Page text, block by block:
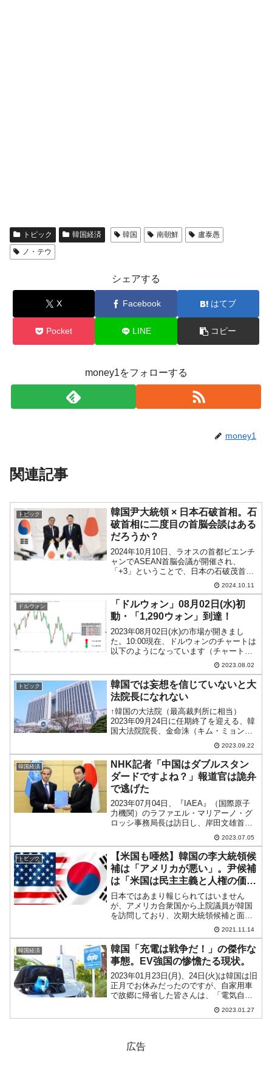
発動！
『Money1』
『Money1』
韓国「株式市場が賭博場のように変質した
のは政界の責任だ」
『Money1』
韓国「2026年1Q 資金循環統計」面白い結果
借入金が約8兆。信用格付け「ネガティブ」にダウン
韓国株式市場･暗黒の火曜日。サーキットブ
レイカーも発動！ 半導体2銘柄の暴落
府県とは？
Fact1 奇跡の毛色「白毛馬」とは？
Fact1
全て勝つといくら？ 競馬GI競走で勝利騎手がもら
える賞金とは？
平成仮面ライダーの意外すぎるモチーフとは？
発表から2日で大崩壊、鳴かず飛ばずに終わりそう
なスーパーリーグとは？
Fact1
日本人マスターズ挑戦の歴史。松山以前に最高位
だった選手とは？
Fact1
甲子園通算本塁打、最多の清原に次いで多く打っ
Fact1 セレクトセールの高額取引馬が稼いだ金額とは？
トピック 韓国経済 韓国 南朝鮮
盧泰愚
ノ・テウ
シェアする
X Facebook はてブ
Pocket LINE コピー
money1をフォローする
money1
関連記事
トピック
韓国尹大統領 × 日本石破首相。石
破首相に二度目の首脳会談はある
だろうか？
2024年10月10日、ラオスの首都ビエンチ
ャンでASEAN首脳会議が開催され、
「+3」ということで、日本の石破茂首
相、韓国の尹錫悦（ユン・ソギョル）大
統領、また中国の李強首相も参加してい
ます。上掲のとおり、石破茂首相と尹錫
悦（ユン・ソギョ...
2024.10.11
ドルウォン
「ドルウォン」08月02日(水)初
動・「1,290ウォン」到達！
2023年08月02日(水)の市場が開きまし
た。10:00現在、ドルウォンのチャートは
以下のようになっています（チャートは
『Investing.com』より引用）。結局、前
日は長い陽線となり、本日はそれを受け
てのスタート。現在のところ陽線で...
2023.08.02
トピック
韓国では妄想を信じていないと大
法院長になれない
↑韓国の大法院（最高裁判所に相当）
2023年09月24日に任期終了を迎える、韓
国大法院院長、金命洙（キム・ミョン
ス）さんですが、22日に退任式を行いま
した。最凶最悪の大法院院長が退任とな
りましたが、尹錫悦（ユン・ソギョル）
大統領から新院長と...
2023.09.22
韓国経済
NHK記者「中国はダブルスタン
ダードですよね？」報道官は詭弁
で逃げた
2023年07月04日、『IAEA』（国際原子
力機関）のラファエル・マリアーノ・グ
ロッシ事務局長は訪日し、岸田文雄首相
に正式に報告書を提出。この報告書では
「処理水の放出が人々と環境に及ぼす放
射線の影響は無視できる程度である」と
しています。※...
2023.07.05
トピック
【米国も唖然】韓国の李大統領候
補は「アメリカが悪い」。尹候補
は「米国は民主主義と人権の価値
を共有」
日本ではあまり報じられてはいません
が、アメリカ合衆国から上院議員が韓国
を訪問しており、次期大統領候補と面談
を持っています。次期大統領候補を確認
するための合衆国の斥候部隊のようなも
のです。合衆国の斥候部隊は、李在明
（イ・ジェミョン）と尹錫悦（...
2021.11.14
韓国経済
韓国「充電は戦争だ！」の傑作な
事態。EV強国の惨憺たる現状。
2023年01月23日(月)、24日(火)は韓国は旧
正月でお休みだったのですが、自家用車
で故郷に帰省した皆さんは、「電気自動
車の不便さ」に今更ながらに骨身に染み
たようです。読者の皆さんもご存じのと
2023.01.27
広告